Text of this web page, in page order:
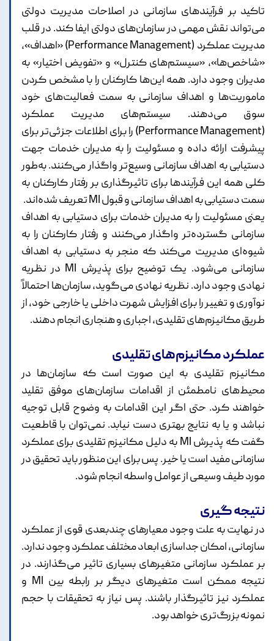
تاکید بر فرآیندهای سازمانی در اصلاحات مدیریت دولتی
می‌تواند نقش مهمی در سازمان‌های دولتی ایفا کند. در قلب
مدیریت عملکرد (Performance Management) «اهداف»،
«شاخص‌ها»، «سیستم‌های کنترل» و «تفویض اختیار» به
مدیران وجود دارد. همه‌ این‌ها کارکنان را با مشخص کردن
ماموریت‌ها و اهداف سازمانی به سمت فعالیت‌های خود
سوق می‌دهند. سیستم‌های مدیریت عملکرد
(Performance Management) را برای اطلاعات جزئی‌تر برای
پیشرفت ارائه داده و مسئولیت را به مدیران خدمات جهت
دستیابی به اهداف سازمانی وسیع‌تر واگذار می‌کنند. به‌طور
کلی همه این فرآیندها برای تاثیرگذاری بر رفتار کارکنان به
سمت دستیابی به اهداف سازمانی و قبول MI تعریف شده‌اند.
یعنی مسئولیت را به مدیران خدمات برای دستیابی به اهداف
سازمانی گسترده‌تر واگذار می‌کنند و رفتار کارکنان را به
شیوه‌ای مدیریت می‌کند که منجر به دستیابی به اهداف
سازمانی می‌شود. یک توضیح برای پذیرش MI در نظریه
نهادی وجود دارد. نظریه نهادی می‌گوید، سازمان‌ها احتمالاً
نوآوری و تغییر را برای افزایش شهرت داخلی یا خارجی خود، از
طریق مکانیزم‌های تقلیدی، اجباری و هنجاری انجام دهند.
عملکرد مکانیزم‌‌های تقلیدی
مکانیزم تقلیدی به این صورت است که سازمان‌ها در
محیط‌های نامطمئن از اقدامات سازمان‌های موفق تقلید
خواهند کرد. حتی اگر این اقدامات به وضوح قابل توجیه
نباشد و یا به نتایج بهتری دست نیابد. نمی‌توان با قاطعیت
گفت که پذیرش MI به دلیل مکانیزم تقلیدی برای عملکرد
سازمانی مفید است یا خیر. پس برای این منظور باید تحقیق در
مورد طیف وسیعی از عوامل واسطه انجام شود.
نتیجه گیری
در نهایت به علت وجود معیارهای چندبعدی قوی از عملکرد
سازمانی، امکان جداسازی ابعاد مختلف عملکرد وجود ندارد.
بر عملکرد سازمانی متغیرهای بسیاری تاثیر می‌گذارند. در
نتیجه ممکن است متغیرهای دیگر بر رابطه بین MI و
عملکرد نیز تاثیرگذار باشند. پس نیاز به تحقیقات با حجم
نمونه بزرگ‌تری خواهد بود.